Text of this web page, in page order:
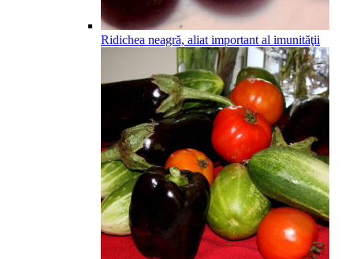
Ridichea neagră, aliat important al imunităţii